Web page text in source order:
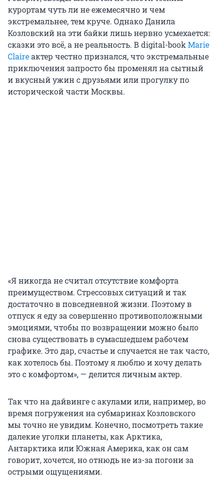
курортам чуть ли не ежемесячно и чем
экстремальнее, тем круче. Однако Данила
Козловский на эти байки лишь нервно усмехается:
сказки это всё, а не реальность. В digital-book Marie
Claireактер честно признался, что экстремальные
приключения запросто бы променял на сытный
и вкусный ужин с друзьями или прогулку по
исторической части Москвы.
«Я никогда не считал отсутствие комфорта
преимуществом. Стрессовых ситуаций и так
достаточно в повседневной жизни. Поэтому в
отпуск я еду за совершенно противоположными
эмоциями, чтобы по возвращении можно было
снова существовать в сумасшедшем рабочем
графике. Это дар, счастье и случается не так часто,
как хотелось бы. Поэтому я люблю и хочу делать
это с комфортом», — делится личным актер.
Так что на дайвинге с акулами или, например, во
время погружения на субмаринах Козловского
мы точно не увидим. Конечно, посмотреть такие
далекие уголки планеты, как Арктика,
Антарктика или Южная Америка, как он сам
говорит, хочется, но отнюдь не из-за погони за
острыми ощущениями.